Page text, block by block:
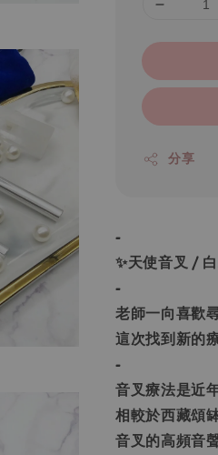
分享
-
✨天使音叉 /
-
老師一向喜歡
這次找到新的
-
音叉療法是近
相較於西藏頌
音叉的高頻音